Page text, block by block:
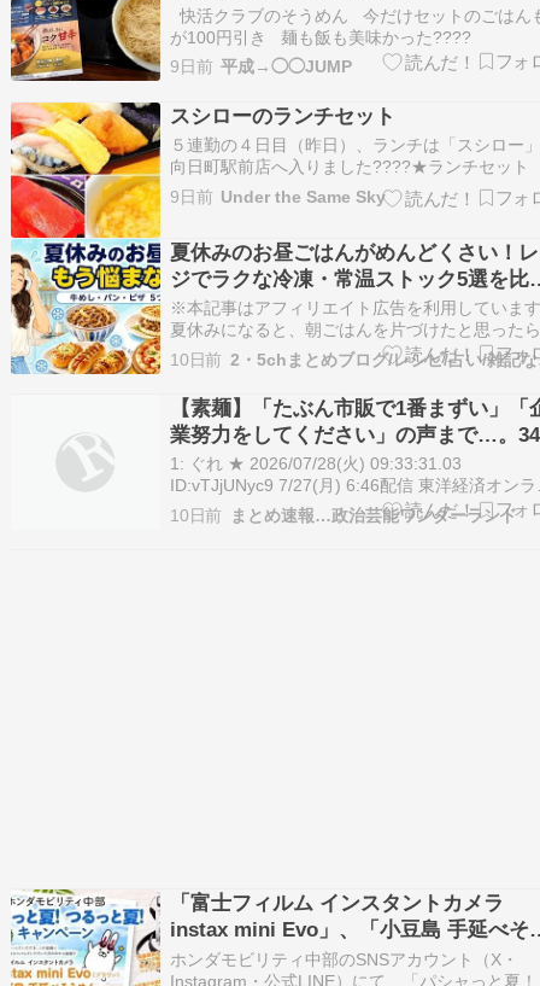
快活クラブのそうめん 今だけセットのごはん
が100円引き 麺も飯も美味かった????
9日前 平成→◯◯JUMP
スシローのランチセット
５連勤の４日目（昨日）、ランチは「スシロー
向日町駅前店へ入りました????★ランチセット
司のみ）680円オレにしては珍しいものを注文し
みました☝️〆さば・玉子・いなり・かっぱ巻き
大してオトクではないですね????★…
9日前 Under the Same Sky
夏休みのお昼ごはんがめんどくさい！
ジでラクな冷凍・常温ストック5選を比
｜牛めし・パン・ピザ
※本記事はアフィリエイト広告を利用していま
夏休みになると、朝ごはんを片づけたと思った
すぐにやってくる「今日のお昼、何にしよう？
題。 そうめん、チャーハン、うどん……と考え
けでも疲れるうえ、暑い日はなるべく火も使い
ありま…
10日前 2・
【素麺】「たぶん市販で1番まずい」「
業努力をしてください」の声まで…。
で1人前の量「イオン激安そうめん」の
直な感想 ★4
1: ぐれ ★ 2026/07/28(火) 09:33:31.03
ID:vTJjUNyc9 7/27(月) 6:46配信 東洋経済オンラ
ン 「そうめんではない新種の麺」「まるで小麦
そのまま口に入れてるような不味さ […] The
10日前 まとめ速報…政治芸能ワンダーランド
「富士フィルム インスタントカメラ
instax mini Evo」、「小豆島 手延べそ
めん・うどん詰め合わせ」が当たる！
ホンダモビリティ中部のSNSアカウント（X・
Instagram・公式LINE）にて、「パシャっと夏